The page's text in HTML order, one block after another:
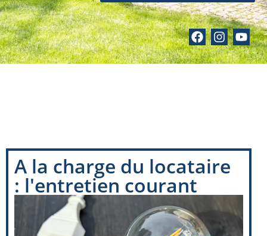
A la charge du locataire
: l'entretien courant